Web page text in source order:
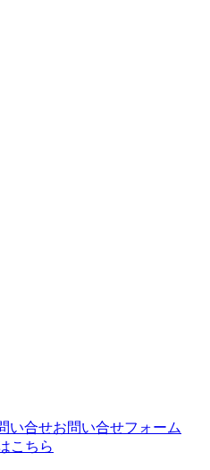
い合せお問い合せフォーム
こちら